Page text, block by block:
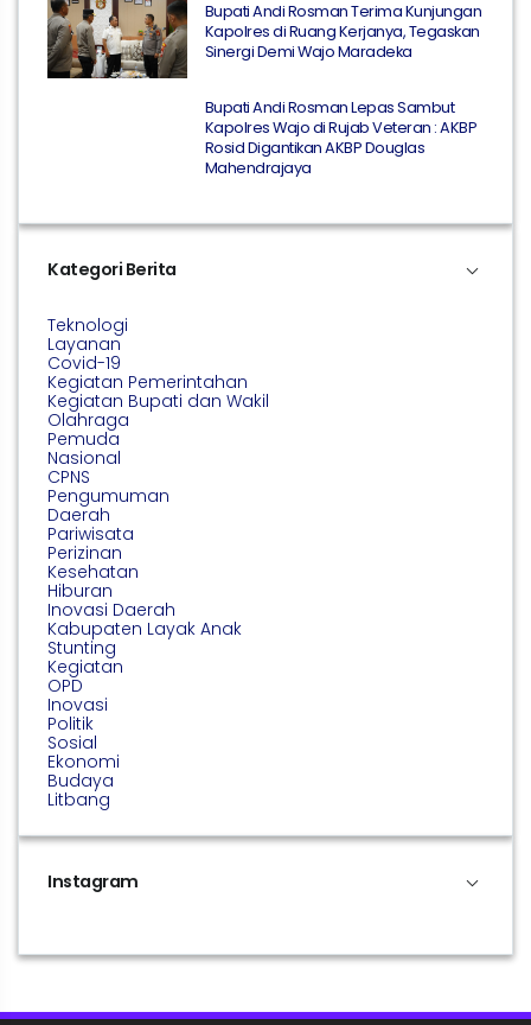
Bupati Andi Rosman Terima Kunjungan
Kapolres di Ruang Kerjanya, Tegaskan
Sinergi Demi Wajo Maradeka
Bupati Andi Rosman Lepas Sambut
Kapolres Wajo di Rujab Veteran : AKBP
Rosid Digantikan AKBP Douglas
Mahendrajaya
Kategori Berita
Teknologi
Layanan
Covid-19
Kegiatan Pemerintahan
Kegiatan Bupati dan Wakil
Olahraga
Pemuda
Nasional
CPNS
Pengumuman
Daerah
Pariwisata
Perizinan
Kesehatan
Hiburan
Inovasi Daerah
Kabupaten Layak Anak
Stunting
Kegiatan
OPD
Inovasi
Politik
Sosial
Ekonomi
Budaya
Litbang
Instagram